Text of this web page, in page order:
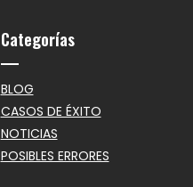
Categorías
BLOG
CASOS DE ÉXITO
NOTICIAS
POSIBLES ERRORES